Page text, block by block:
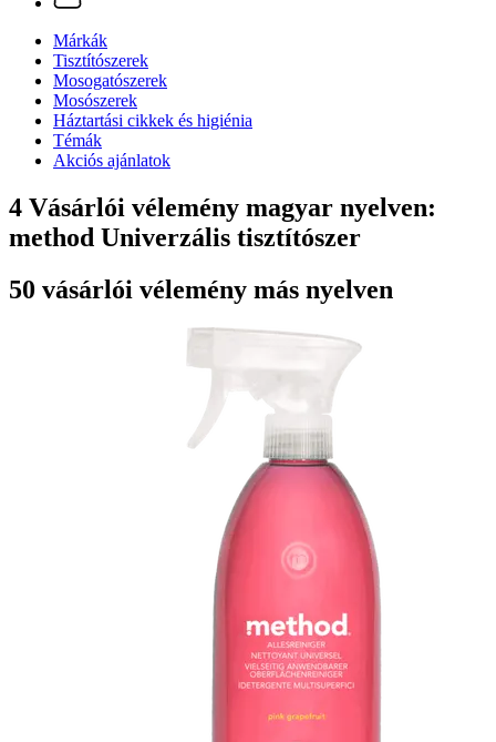
Márkák
Tisztítószerek
Mosogatószerek
Mosószerek
Háztartási cikkek és higiénia
Témák
Akciós ajánlatok
4 Vásárlói vélemény magyar nyelven:
method Univerzális tisztítószer
50 vásárlói vélemény más nyelven